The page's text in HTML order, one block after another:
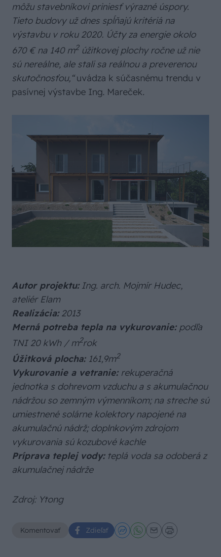
môžu stavebníkovi priniesť výrazné úspory.
Tieto budovy už dnes spĺňajú kritériá na
výstavbu v roku 2020. Účty za energie okolo
670 € na 140 m2úžitkovej plochy ročne už nie
sú nereálne, ale stali sa reálnou a preverenou
skutočnosťou,“uvádza k súčasnému trendu v
pasívnej výstavbe Ing. Mareček.
Autor projektu:Ing. arch. Mojmír Hudec,
ateliér Elam
Realizácia:2013
Merná potreba tepla na vykurovanie: podľa
TNI 20 kWh / m2rok
Úžitková plocha: 161,9m2
Vykurovanie a vetranie: rekuperačná
jednotka s dohrevom vzduchu a s akumulačnou
nádržou so zemným výmenníkom; na streche sú
umiestnené solárne kolektory napojené na
akumulačnú nádrž; doplnkovým zdrojom
vykurovania sú kozubové kachle
Príprava teplej vody:teplá voda sa odoberá z
akumulačnej nádrže
Zdroj: Ytong
Komentovať Zdieľať